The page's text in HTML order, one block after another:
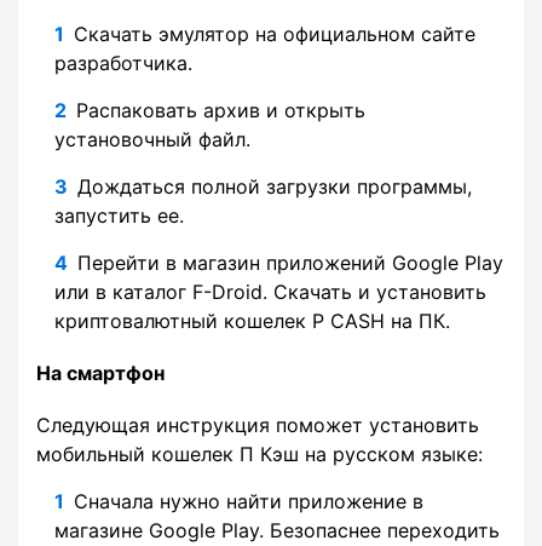
Скачать эмулятор на официальном сайте
разработчика.
Распаковать архив и открыть
установочный файл.
Дождаться полной загрузки программы,
запустить ее.
Перейти в магазин приложений Google Play
или в каталог F-Droid. Скачать и установить
криптовалютный кошелек P CASH на ПК.
На смартфон
Следующая инструкция поможет установить
мобильный кошелек П Кэш на русском языке:
Сначала нужно найти приложение в
магазине Google Play. Безопаснее переходить